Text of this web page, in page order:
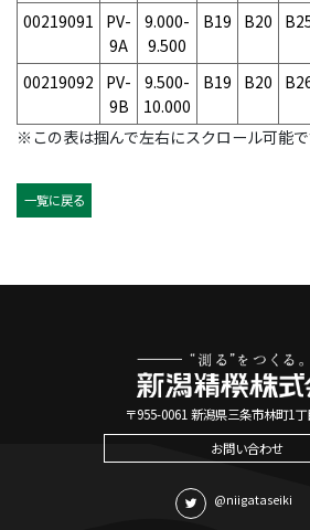
00219091
PV-
9A
9.000-
9.500
B19 B20
00219092
PV-
9B
9.500-
10.000
B19 B20
※この表は掴んで左右にスクロール可能で
一覧に戻る
〒955-0061 新潟県三条市林町1
お問い合わせ
@niigataseiki